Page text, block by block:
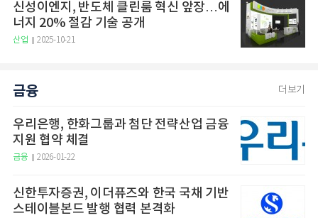
신성이엔지, 반도체 클린룸 혁신 앞장…에
너지 20% 절감 기술 공개
산업 2025-10-21
금융 더보기
우리은행, 한화그룹과 첨단 전략산업 금융
지원 협약 체결
금융 2026-01-22
신한투자증권, 이더퓨즈와 한국 국채 기반
스테이블본드 발행 협력 본격화